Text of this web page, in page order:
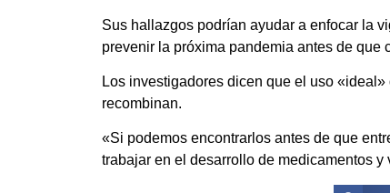
Sus hallazgos podrían ayudar a enfocar la
prevenir la próxima pandemia antes de que
Los investigadores dicen que el uso
recombinan.
«Si podemos encontrarlos antes de que
trabajar en el desarrollo de medicamentos